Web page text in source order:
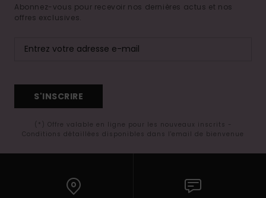
Abonnez-vous pour recevoir nos dernières actus et nos
offres exclusives.
S'INSCRIRE
(*) Offre valable en ligne pour les nouveaux inscrits -
Conditions détaillées disponibles dans l'email de bienvenue